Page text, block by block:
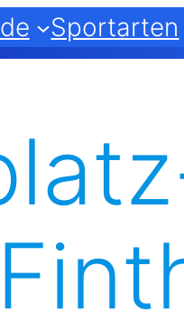
Sportarten